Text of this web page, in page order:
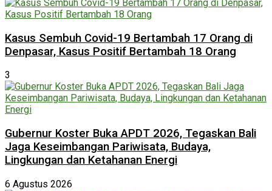
Kasus Sembuh Covid-19 Bertambah 17 Orang di
Denpasar, Kasus Positif Bertambah 18 Orang
3
Gubernur Koster Buka APDT 2026, Tegaskan Bali
Jaga Keseimbangan Pariwisata, Budaya,
Lingkungan dan Ketahanan Energi
6 Agustus 2026